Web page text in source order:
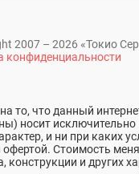
2007 – 2026 «Токио
конфиденциальности
то, что данный
носит исключительно
и ни при каких
Стоимость
конструкции и других